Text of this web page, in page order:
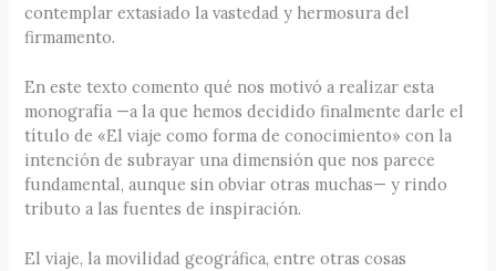
contemplar extasiado la vastedad y hermosura del
firmamento.
En este texto comento qué nos motivó a realizar esta
monografía —a la que hemos decidido finalmente darle el
título de «El viaje como forma de conocimiento» con la
intención de subrayar una dimensión que nos parece
fundamental, aunque sin obviar otras muchas— y rindo
tributo a las fuentes de inspiración.
El viaje, la movilidad geográfica, entre otras cosas